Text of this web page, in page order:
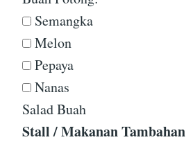
Semangka
Melon
Pepaya
Nanas
Salad Buah
Stall / Makanan Tambahan